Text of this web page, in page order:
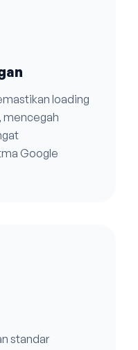
loading
mencegah
Google
standar